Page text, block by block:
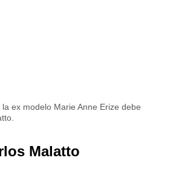
ex modelo Marie Anne Erize debe
Malatto